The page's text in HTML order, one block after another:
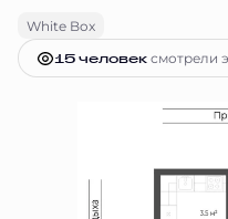
White Box
15 человексмотрели